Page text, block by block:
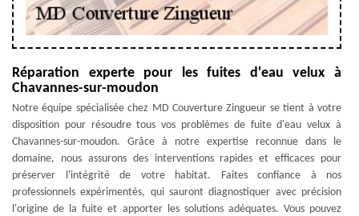
Réparation experte pour les fuites d'eau velux à
Chavannes-sur-moudon
Notre équipe spécialisée chez MD Couverture Zingueur se tient à votre
disposition pour résoudre tous vos problèmes de fuite d'eau velux à
Chavannes-sur-moudon. Grâce à notre expertise reconnue dans le
domaine, nous assurons des interventions rapides et efficaces pour
préserver l'intégrité de votre habitat. Faites confiance à nos
professionnels expérimentés, qui sauront diagnostiquer avec précision
l'origine de la fuite et apporter les solutions adéquates. Vous pouvez